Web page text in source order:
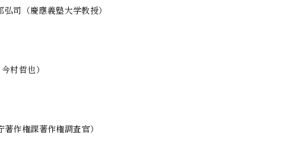
司（慶應義塾大学教授）
村哲也）
作権課著作権調査官）